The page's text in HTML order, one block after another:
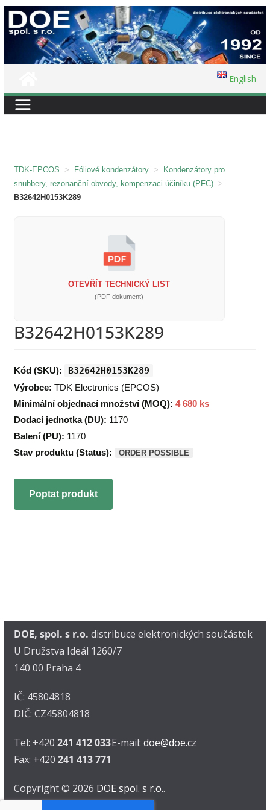
Přeskočit
na
English
TDK-EPCOS > Fóliové kondenzátory >
Kondenzátory pro
snubbery, rezonanční obvody, kompenzaci účiníku (PFC) >
B32642H0153K289
OTEVŘÍT TECHNICKÝ LIST
(PDF dokument)
B32642H0153K289
Kód (SKU): B32642H0153K289
Výrobce: TDK Electronics (EPCOS)
Minimální objednací množství (MOQ): 4 680 ks
Dodací jednotka (DU): 1170
Balení (PU): 1170
Stav produktu (Status):
ORDER POSSIBLE
Poptat produkt
DOE, spol. s r.o. distribuce elektronických součástek
U Družstva Ideál 1260/7
140 00 Praha 4
IČ: 45804818
DIČ: CZ45804818
Tel: +420 241 412 033
Fax: +420 241 413 771
E-mail: doe@doe.cz
Copyright © 2026 DOE spol. s r.o..